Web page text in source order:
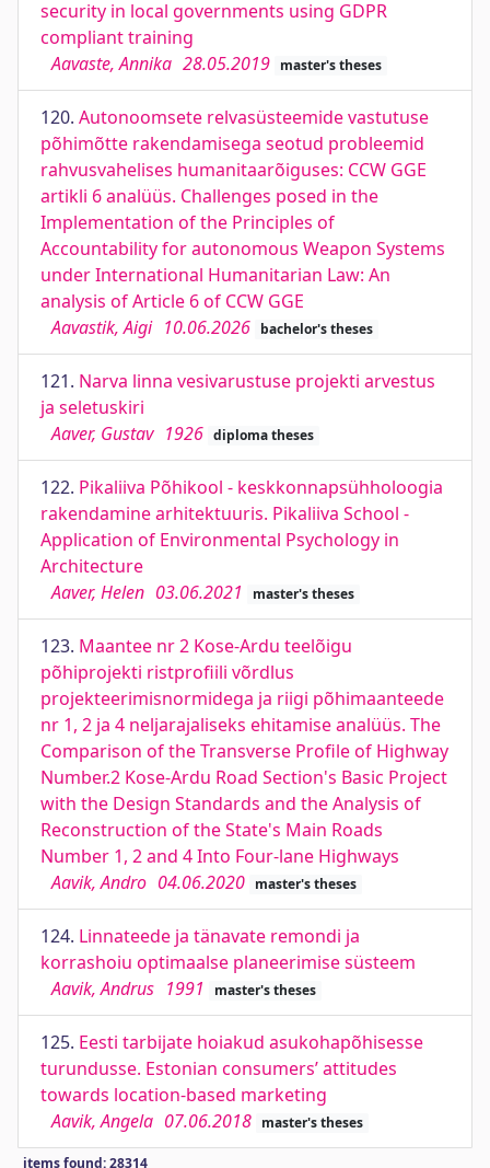
security in local governments using GDPR
compliant training
Aavaste, Annika 28.05.2019 master's theses
120. Autonoomsete relvasüsteemide vastutuse
põhimõtte rakendamisega seotud probleemid
rahvusvahelises humanitaarõiguses: CCW GGE
artikli 6 analüüs. Challenges posed in the
Implementation of the Principles of
Accountability for autonomous Weapon Systems
under International Humanitarian Law: An
analysis of Article 6 of CCW GGE
Aavastik, Aigi 10.06.2026 bachelor's theses
121. Narva linna vesivarustuse projekti arvestus
ja seletuskiri
Aaver, Gustav 1926 diploma theses
122. Pikaliiva Põhikool - keskkonnapsühholoogia
rakendamine arhitektuuris. Pikaliiva School -
Application of Environmental Psychology in
Architecture
Aaver, Helen 03.06.2021 master's theses
123. Maantee nr 2 Kose-Ardu teelõigu
põhiprojekti ristprofiili võrdlus
projekteerimisnormidega ja riigi põhimaanteede
nr 1, 2 ja 4 neljarajaliseks ehitamise analüüs. The
Comparison of the Transverse Profile of Highway
Number.2 Kose-Ardu Road Section's Basic Project
with the Design Standards and the Analysis of
Reconstruction of the State's Main Roads
Number 1, 2 and 4 Into Four-lane Highways
Aavik, Andro 04.06.2020 master's theses
124. Linnateede ja tänavate remondi ja
korrashoiu optimaalse planeerimise süsteem
Aavik, Andrus 1991 master's theses
125. Eesti tarbijate hoiakud asukohapõhisesse
turundusse. Estonian consumers’ attitudes
towards location-based marketing
Aavik, Angela 07.06.2018 master's theses
items found: 28314